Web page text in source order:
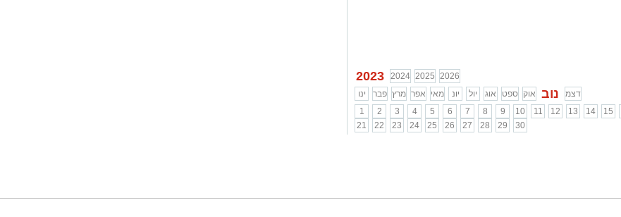
2023 2024 2025 2026
ינו
פבר מרץ אפר מאי יונ יול אוג ספט אוק נוב
דצמ
1
2 3 4 5 6 7 8 9 10 11 12 13 14 15
21
22 23 24 25 26 27 28 29 30